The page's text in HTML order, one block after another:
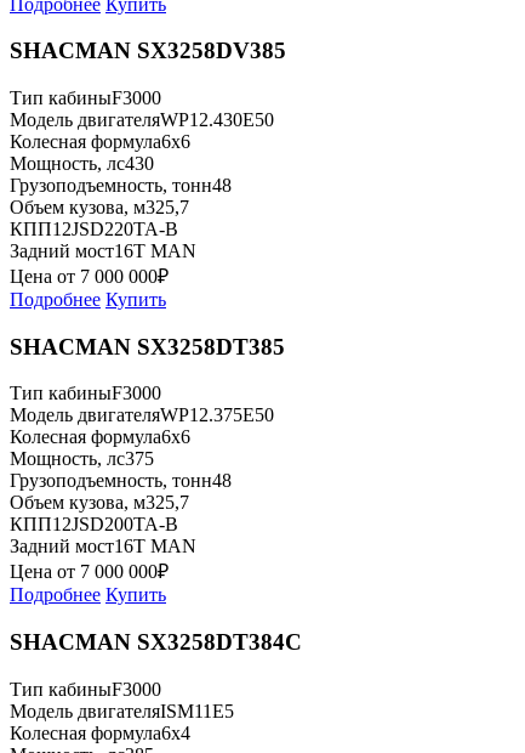
SHACMAN SX3258DV385
Тип кабиныF3000
Модель двигателяWP12.430E50
Колесная формула6x6
Мощность, лс430
Грузоподъемность, тонн48
Объем кузова, м325,7
КПП12JSD220TA-B
Задний мост16T MAN
Цена от 7 000 000₽
Подробнее Купить
SHACMAN SX3258DT385
Тип кабиныF3000
Модель двигателяWP12.375E50
Колесная формула6x6
Мощность, лс375
Грузоподъемность, тонн48
Объем кузова, м325,7
КПП12JSD200TA-B
Задний мост16T MAN
Цена от 7 000 000₽
Подробнее Купить
SHACMAN SX3258DT384C
Тип кабиныF3000
Модель двигателяISM11E5
Колесная формула6x4